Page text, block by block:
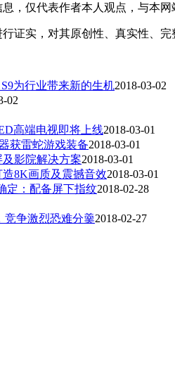
，仅代表作者本人观点，与本网
证实，对其原创性、真实性、完
为行业带来新的生机2018-03-02
02
高端电视即将上线2018-03-01
获雷蛇游戏装备2018-03-01
影院解决方案2018-03-01
8K画质及震撼音效2018-03-01
定：配备屏下指纹2018-02-28
竞争激烈恐难分羹2018-02-27